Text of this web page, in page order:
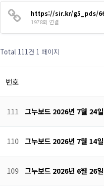
https://sir.kr/g5_pds/
1978회 연결
Total 111건 1 페이지
번호
111 그누보드 2026년 7월 24
110 그누보드 2026년 7월 14
109 그누보드 2026년 6월 26